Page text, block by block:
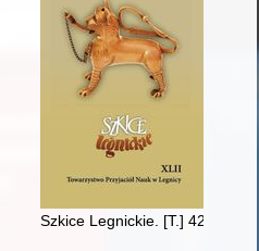
teologiczno-historyczne. R. 20,
Szkice Legnickie. [T.] 42 (2021)